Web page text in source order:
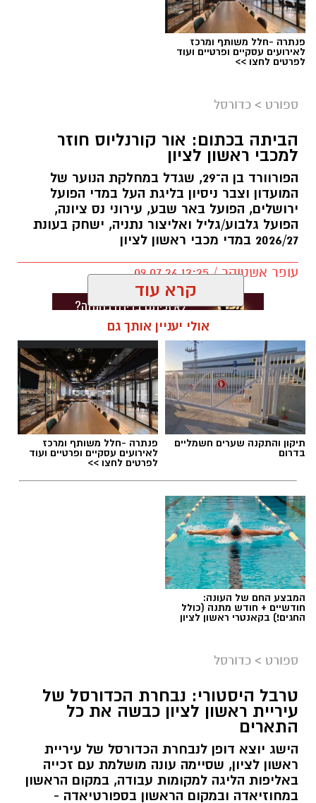
פנתרה -חלל משותף ומרכז
לאירועים עסקיים ופרטיים ועוד
לפרטים לחצו >>
ספורט > כדורסל
הביתה בכתום: אור קורנליוס חוזר
למכבי ראשון לציון
הפורוורד בן ה־29, שגדל במחלקת הנוער של
המועדון וצבר ניסיון בליגת העל במדי הפועל
ירושלים, הפועל באר שבע, עירוני נס ציונה,
הפועל גלבוע/גליל ואליצור נתניה, ישחק בעונת
2026/27 במדי מכבי ראשון לציון
עופר אשטוקר / 12:25 09.07.26
תגים:מכבי ראשון לציון, אור קורלניוס
אור קורנליוס חתם במכבי ראשון לציון
מכבי ראשון לציון ממשיכה לבנות את הסגל לעונת
2026/27 והודיעה היום (חמישי) על החתמתו של אור
קורנליוס.
קרא עוד
אולי יעניין אותך גם
תיקון והתקנה שערים חשמליים
בדרום
פנתרה -חלל משותף ומרכז
לאירועים עסקיים ופרטיים ועוד
לפרטים לחצו >>
המבצע החם של העונה:
חודשיים + חודש מתנה (כולל
החגים!) בקאנטרי ראשון לציון
ספורט > כדורסל
טרבל היסטורי: נבחרת הכדורסל של
עיריית ראשון לציון כבשה את כל
התארים
הישג יוצא דופן לנבחרת הכדורסל של עיריית
ראשון לציון, שסיימה עונה מושלמת עם זכייה
באליפות הליגה למקומות עבודה, במקום הראשון
במחוזיאדה ובמקום הראשון בספורטיאדה -